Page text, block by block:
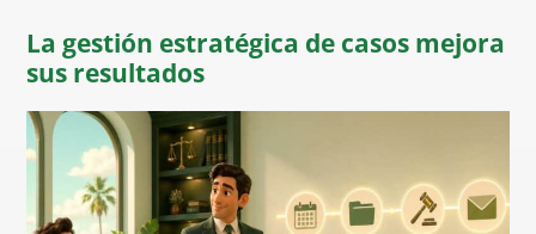
La gestión estratégica de casos mejora
sus resultados